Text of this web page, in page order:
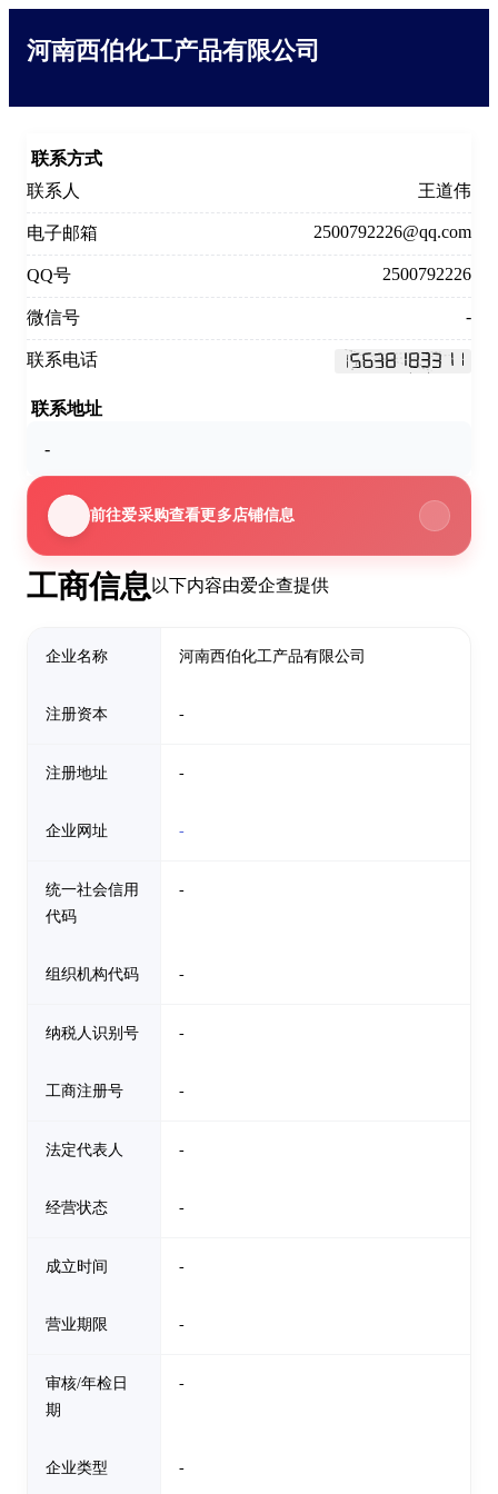
河南西伯化工产品有限公司
工商信息 以下内容由爱企查提供
企业名称 河南西伯化工产品有限公司
注册资本 -
注册地址 -
企业网址 -
统一社会信用
代码
-
组织机构代码 -
纳税人识别号 -
工商注册号 -
法定代表人 -
经营状态 -
成立时间 -
营业期限 -
审核/年检日
期
-
企业类型 -
联系方式
联系人
王道伟
电子邮箱 2500792226@qq.com
QQ号 2500792226
微信号 -
联系电话
联系地址
-
前往爱采购查看更多店铺信息